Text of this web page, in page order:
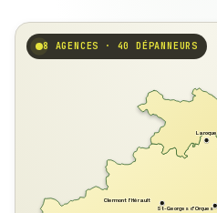
Laroque
St-Georges d'Orques
Clermont l'Hérault
8 AGENCES · 40 DÉPANNEURS